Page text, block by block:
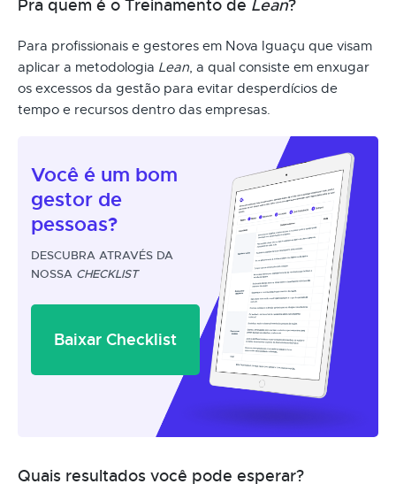
Pra quem é o Treinamento de Lean?
Para profissionais e gestores em Nova Iguaçu que visam
aplicar a metodologia Lean, a qual consiste em enxugar
os excessos da gestão para evitar desperdícios de
tempo e recursos dentro das empresas.
Você é um bom
gestor de
pessoas?
DESCUBRA ATRAVÉS DA
NOSSA CHECKLIST
Baixar Checklist
Quais resultados você pode esperar?